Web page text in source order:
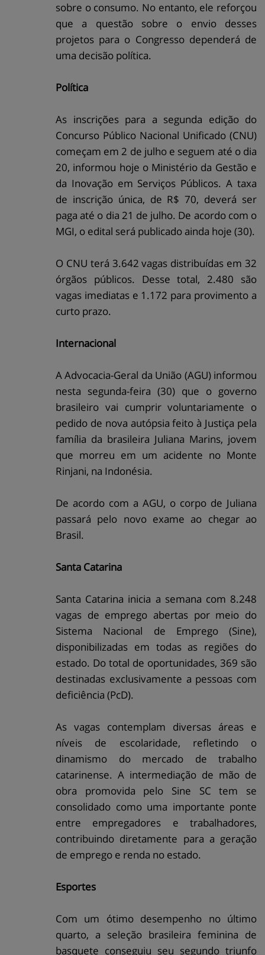
sobre o consumo. No entanto, ele reforçou
que a questão sobre o envio desses
projetos para o Congresso dependerá de
uma decisão política.
Política
As inscrições para a segunda edição do
Concurso Público Nacional Unificado (CNU)
começam em 2 de julho e seguem até o dia
20, informou hoje o Ministério da Gestão e
da Inovação em Serviços Públicos. A taxa
de inscrição única, de R$ 70, deverá ser
paga até o dia 21 de julho. De acordo com o
MGI, o edital será publicado ainda hoje (30).
O CNU terá 3.642 vagas distribuídas em 32
órgãos públicos. Desse total, 2.480 são
vagas imediatas e 1.172 para provimento a
curto prazo.
Internacional
A Advocacia-Geral da União (AGU) informou
nesta segunda-feira (30) que o governo
brasileiro vai cumprir voluntariamente o
pedido de nova autópsia feito à Justiça pela
família da brasileira Juliana Marins, jovem
que morreu em um acidente no Monte
Rinjani, na Indonésia.
De acordo com a AGU, o corpo de Juliana
passará pelo novo exame ao chegar ao
Brasil.
Santa Catarina
Santa Catarina inicia a semana com 8.248
vagas de emprego abertas por meio do
Sistema Nacional de Emprego (Sine),
disponibilizadas em todas as regiões do
estado. Do total de oportunidades, 369 são
destinadas exclusivamente a pessoas com
deficiência (PcD).
As vagas contemplam diversas áreas e
níveis de escolaridade, refletindo o
dinamismo do mercado de trabalho
catarinense. A intermediação de mão de
obra promovida pelo Sine SC tem se
consolidado como uma importante ponte
entre empregadores e trabalhadores,
contribuindo diretamente para a geração
de emprego e renda no estado.
Esportes
Com um ótimo desempenho no último
quarto, a seleção brasileira feminina de
basquete conseguiu seu segundo triunfo